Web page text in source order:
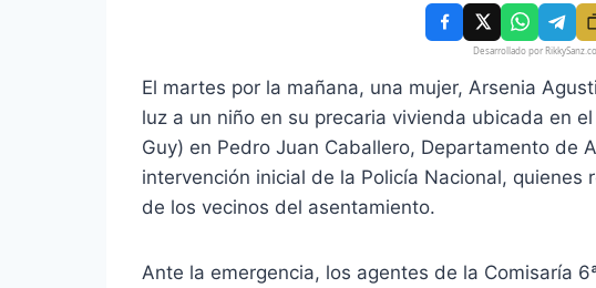
Desarrollado por
El martes por la mañana, una mujer, Arsenia
luz a un niño en su precaria vivienda ubicada en
Guy) en Pedro Juan Caballero, Departamento de
intervención inicial de la Policía Nacional,
de los vecinos del asentamiento.
Ante la emergencia, los agentes de la Comisaría